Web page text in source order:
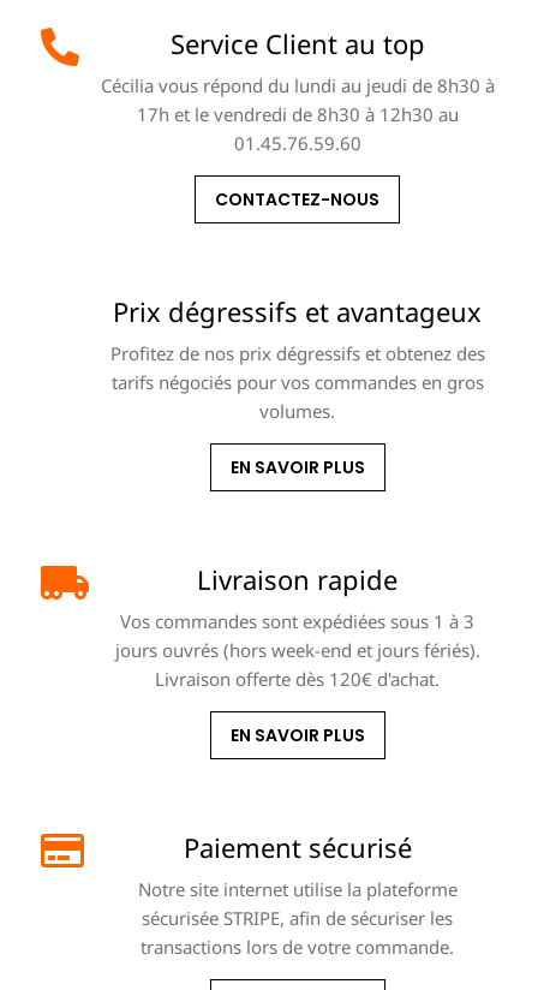
Service Client au top
Cécilia vous répond du lundi au jeudi de 8h30 à
17h et le vendredi de 8h30 à 12h30 au
01.45.76.59.60
CONTACTEZ-NOUS
Prix dégressifs et avantageux
Profitez de nos prix dégressifs et obtenez des
tarifs négociés pour vos commandes en gros
volumes.
EN SAVOIR PLUS
Livraison rapide
Vos commandes sont expédiées sous 1 à 3
jours ouvrés (hors week-end et jours fériés).
Livraison offerte dès 120€ d'achat.
EN SAVOIR PLUS
Paiement sécurisé
Notre site internet utilise la plateforme
sécurisée STRIPE, afin de sécuriser les
transactions lors de votre commande.